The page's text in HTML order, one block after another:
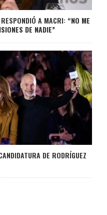
A MACRI: “NO ME
DE NADIE”
DE RODRÍGUEZ